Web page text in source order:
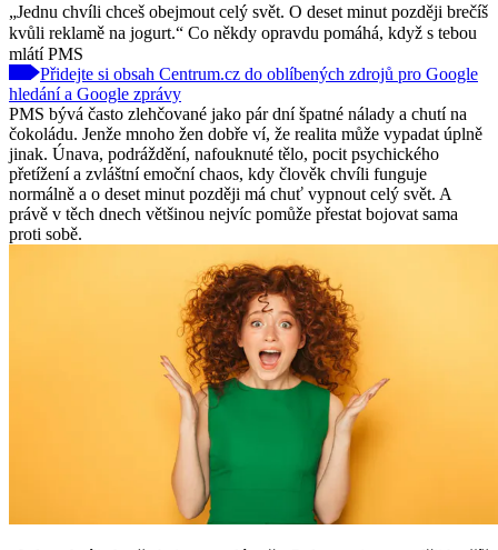
„Jednu chvíli chceš obejmout celý svět. O deset minut později brečíš
kvůli reklamě na jogurt.“ Co někdy opravdu pomáhá, když s tebou
mlátí PMS
Přidejte si obsah Centrum.cz do oblíbených zdrojů pro Google
hledání a Google zprávy
PMS bývá často zlehčované jako pár dní špatné nálady a chutí na
čokoládu. Jenže mnoho žen dobře ví, že realita může vypadat úplně
jinak. Únava, podráždění, nafouknuté tělo, pocit psychického
přetížení a zvláštní emoční chaos, kdy člověk chvíli funguje
normálně a o deset minut později má chuť vypnout celý svět. A
právě v těch dnech většinou nejvíc pomůže přestat bojovat sama
proti sobě.